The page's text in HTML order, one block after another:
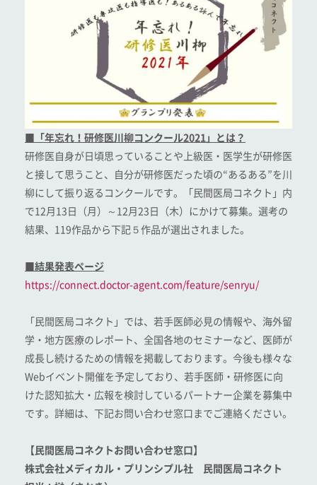
■「年忘れ！研修医川柳コンクール2021 」とは？
研修医自身が日頃思っていることや上級医・医学生が研修医
と接して思うこと、自分が研修医だった頃の“あるある”を川
柳にして振り返るコンクールです。「民間医局コネクト」内
で12月13日（月）～12月23日（木）にかけて募集。選考の
結果、119作品から下記５作品が選出されました。
■結果発表ページ
https://connect.doctor-agent.com/feature/senryu/
「民間医局コネクト」では、若手医師必見の情報や、海外留
学・地方医療のレポート、全国各地のセミナーなど、医師が
成長し続けるための情報を掲載しております。今後も様々な
Webイベント開催を予定しており、若手医師・研修医に向
けた認知拡大・広報を検討しているパートナー企業を募集中
です。詳細は、下記お問い合わせ窓口までご連絡ください。
【 民間医局コネクトお問い合わせ窓口 】
株式会社メディカル・プリンシプル社 民間医局 コネクト